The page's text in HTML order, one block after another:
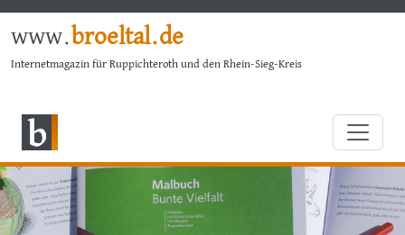
www.broeltal.de
Internetmagazin für Ruppichteroth und den Rhein-Sieg-Kreis